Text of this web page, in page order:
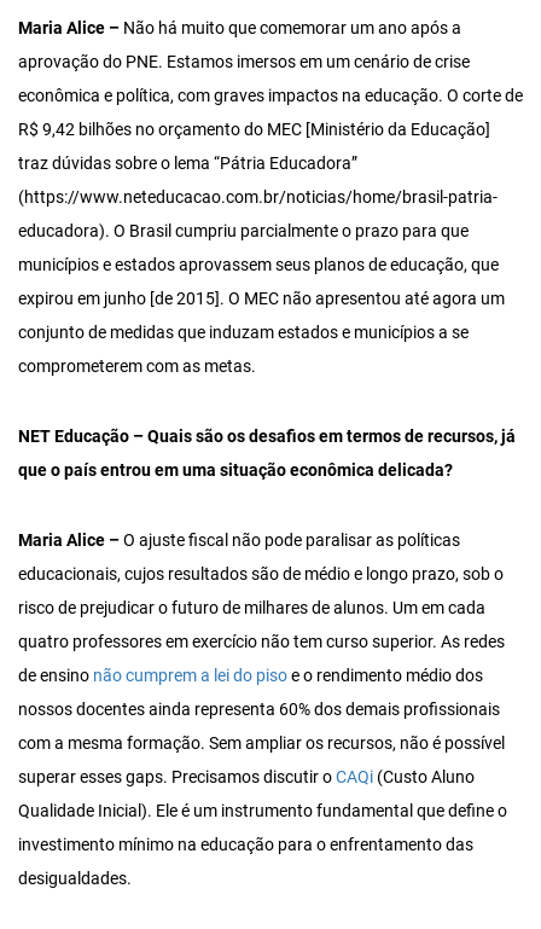
Maria Alice – Não há muito que comemorar um ano após a
aprovação do PNE. Estamos imersos em um cenário de crise
econômica e política, com graves impactos na educação. O corte de
R$ 9,42 bilhões no orçamento do MEC [Ministério da Educação]
traz dúvidas sobre o lema “Pátria Educadora”
(https://www.neteducacao.com.br/noticias/home/brasil-patria-
educadora). O Brasil cumpriu parcialmente o prazo para que
municípios e estados aprovassem seus planos de educação, que
expirou em junho [de 2015]. O MEC não apresentou até agora um
conjunto de medidas que induzam estados e municípios a se
comprometerem com as metas.
NET Educação – Quais são os desafios em termos de recursos, já
que o país entrou em uma situação econômica delicada?
Maria Alice –O ajuste fiscal não pode paralisar as políticas
educacionais, cujos resultados são de médio e longo prazo, sob o
risco de prejudicar o futuro de milhares de alunos. Um em cada
quatro professores em exercício não tem curso superior. As redes
de ensino não cumprem a lei do pisoe o rendimento médio dos
nossos docentes ainda representa 60% dos demais profissionais
com a mesma formação. Sem ampliar os recursos, não é possível
superar esses gaps. Precisamos discutir oCAQi (Custo Aluno
Qualidade Inicial). Ele é um instrumento fundamental que define o
investimento mínimo na educação para o enfrentamento das
desigualdades.